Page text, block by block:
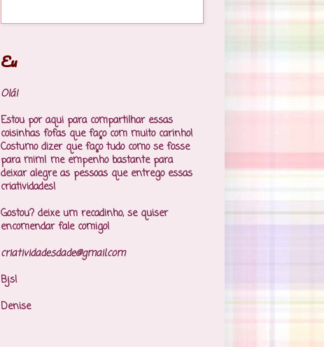
Eu
Olá!
Estou por aqui para compartilhar essas
coisinhas fofas que faço com muito carinho!
Costumo dizer que faço tudo como se fosse
para mim! me empenho bastante para
deixar alegre as pessoas que entrego essas
criatividades!
Gostou? deixe um recadinho, se quiser
encomendar fale comigo!
criatividadesdade@gmail.com
Bjs!
Denise